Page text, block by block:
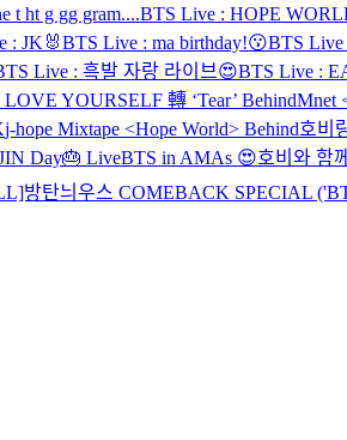
t ht g gg gram....BTS Live : HOPE
: JK🐰BTS Live : ma birthday!😗BTS Live
Live : 흑발 자랑 라이브😍BTS Live :
YOURSELF 轉 ‘Tear’ BehindMnet
j-hope Mixtape <Hope World> Behind호비
Day🎂 LiveBTS in AMAs 😍호비와 함
방탄늬우스 COMEBACK SPECIAL